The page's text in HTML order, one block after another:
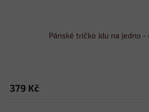
Pánské tričko Jdu na jedno -
379 Kč